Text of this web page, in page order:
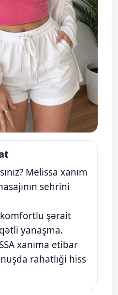
Melissa xanım
sehrini
şərait
yanaşma.
xanıma etibar
rahatlıği hiss